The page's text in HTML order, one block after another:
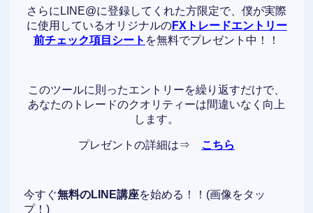
さらにLINE@に登録してくれた方限定で、僕が実際
に使用しているオリジナルのFXトレードエントリー
前チェック項目シート を無料でプレゼント中！！
このツールに則ったエントリーを繰り返すだけで、
あなたのトレードのクオリティーは間違いなく向上
します。
プレゼントの詳細は⇒ こちら
今すぐ無料のLINE講座を始める！！(画像をタッ
プ！)